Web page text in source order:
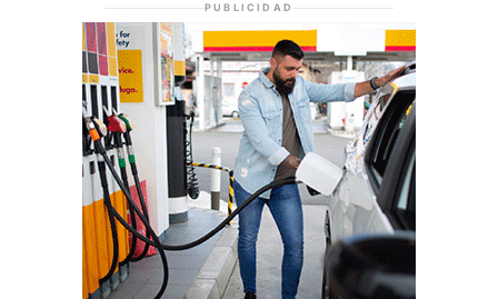
PUBLICIDAD